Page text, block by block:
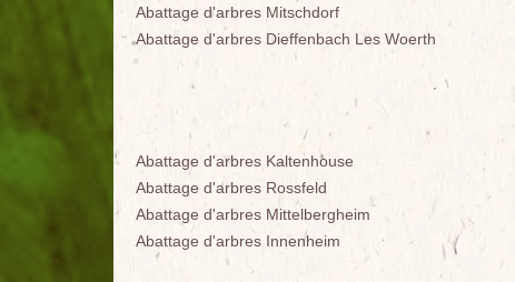
Abattage d'arbres Mitschdorf
Abattage d'arbres Dieffenbach Les Woerth
Abattage d'arbres Kaltenhouse
Abattage d'arbres Rossfeld
Abattage d'arbres Mittelbergheim
Abattage d'arbres Innenheim